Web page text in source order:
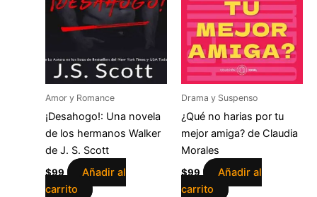
Amor y Romance
¡Desahogo!: Una novela
de los hermanos Walker
de J. S. Scott
$99
Añadir al
carrito
Drama y Suspenso
¿Qué no harias por tu
mejor amiga? de Claudia
Morales
$99
Añadir al
carrito